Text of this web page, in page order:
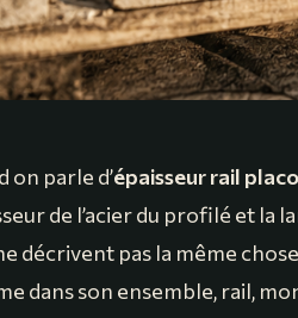
on parle d’épaisseur rail placo
de l’acier du profilé et la
décrivent pas la même
dans son ensemble, rail,